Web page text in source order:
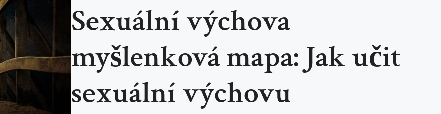
Sexuální výchova
myšlenková mapa: Jak učit
sexuální výchovu